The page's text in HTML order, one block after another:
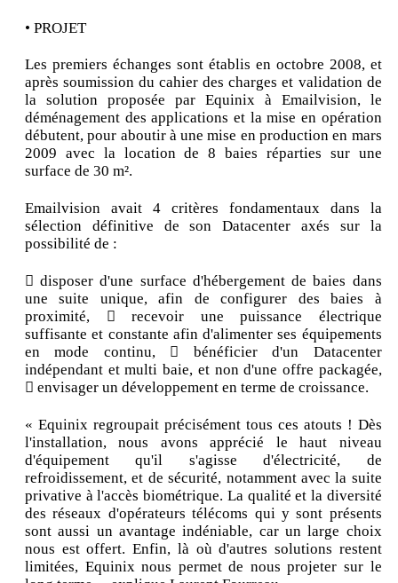
• PROJET
Les premiers échanges sont établis en octobre 2008, et
après soumission du cahier des charges et validation de
la solution proposée par Equinix à Emailvision, le
déménagement des applications et la mise en opération
débutent, pour aboutir à une mise en production en mars
2009 avec la location de 8 baies réparties sur une
surface de 30 m².
Emailvision avait 4 critères fondamentaux dans la
sélection définitive de son Datacenter axés sur la
possibilité de :
 disposer d'une surface d'hébergement de baies dans
une suite unique, afin de configurer des baies à
proximité,  recevoir une puissance électrique
suffisante et constante afin d'alimenter ses équipements
en mode continu,  bénéficier d'un Datacenter
indépendant et multi baie, et non d'une offre packagée,
 envisager un développement en terme de croissance.
« Equinix regroupait précisément tous ces atouts ! Dès
l'installation, nous avons apprécié le haut niveau
d'équipement qu'il s'agisse d'électricité, de
refroidissement, et de sécurité, notamment avec la suite
privative à l'accès biométrique. La qualité et la diversité
des réseaux d'opérateurs télécoms qui y sont présents
sont aussi un avantage indéniable, car un large choix
nous est offert. Enfin, là où d'autres solutions restent
limitées, Equinix nous permet de nous projeter sur le